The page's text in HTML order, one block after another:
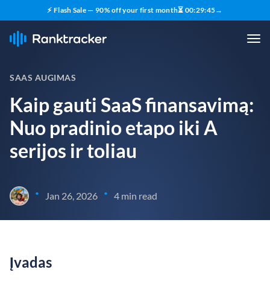
⚡ Flash Sale — 90% off your first month⏳ 00:29:44→
SAAS AUGIMAS
Kaip gauti SaaS finansavimą:
Nuo pradinio etapo iki A
serijos ir toliau
• Jan 26, 2026 • 4 min read
Įvadas